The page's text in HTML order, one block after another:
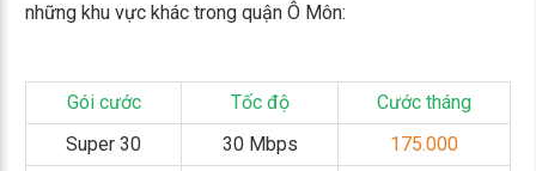
những khu vực khác trong quận Ô Môn:
Gói cước Tốc độ
Cước tháng
Super 30
30 Mbps
175.000